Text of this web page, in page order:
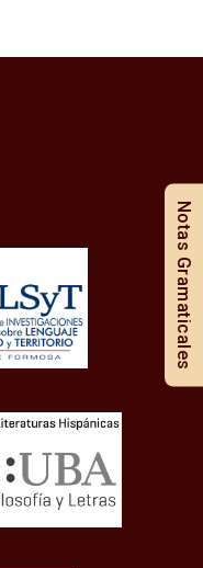
Notas Gramaticales